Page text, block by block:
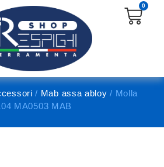
0
/ Mab assa abloy / Molla
MA0503 MAB